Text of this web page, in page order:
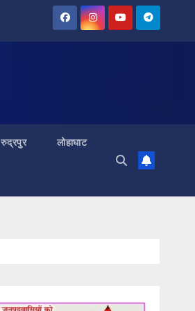
रुद्रपुर लोहाघाट